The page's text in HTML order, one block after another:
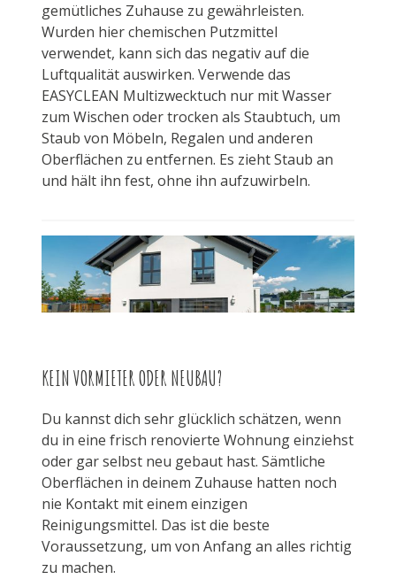
gemütliches Zuhause zu gewährleisten.
Wurden hier chemischen Putzmittel
verwendet, kann sich das negativ auf die
Luftqualität auswirken. Verwende das
EASYCLEAN Multizwecktuch nur mit Wasser
zum Wischen oder trocken als Staubtuch, um
Staub von Möbeln, Regalen und anderen
Oberflächen zu entfernen. Es zieht Staub an
und hält ihn fest, ohne ihn aufzuwirbeln.
KEIN VORMIETER ODER NEUBAU?
Du kannst dich sehr glücklich schätzen, wenn
du in eine frisch renovierte Wohnung einziehst
oder gar selbst neu gebaut hast. Sämtliche
Oberflächen in deinem Zuhause hatten noch
nie Kontakt mit einem einzigen
Reinigungsmittel. Das ist die beste
Voraussetzung, um von Anfang an alles richtig
zu machen.